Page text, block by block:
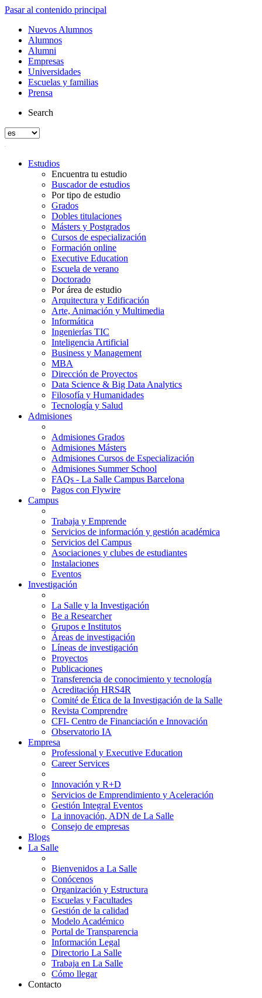
Pasar al contenido principal
Nuevos Alumnos
Alumnos
Alumni
Empresas
Universidades
Escuelas y familias
Prensa
Search
Estudios
Encuentra tu estudio
Buscador de estudios
Por tipo de estudio
Grados
Dobles titulaciones
Másters y Postgrados
Cursos de especialización
Formación online
Executive Education
Escuela de verano
Doctorado
Por área de estudio
Arquitectura y Edificación
Arte, Animación y Multimedia
Informática
Ingenierías TIC
Inteligencia Artificial
Business y Management
MBA
Dirección de Proyectos
Data Science & Big Data Analytics
Filosofía y Humanidades
Tecnología y Salud
Admisiones
Admisiones Grados
Admisiones Másters
Admisiones Cursos de Especialización
Admisiones Summer School
FAQs - La Salle Campus Barcelona
Pagos con Flywire
Campus
Trabaja y Emprende
Servicios de información y gestión académica
Servicios del Campus
Asociaciones y clubes de estudiantes
Instalaciones
Eventos
Investigación
La Salle y la Investigación
Be a Researcher
Grupos e Institutos
Áreas de investigación
Líneas de investigación
Proyectos
Publicaciones
Transferencia de conocimiento y tecnología
Acreditación HRS4R
Comité de Ética de la Investigación de la Salle
Revista Comprendre
CFI- Centro de Financiación e Innovación
Observatorio IA
Empresa
Professional y Executive Education
Career Services
Innovación y R+D
Servicios de Emprendimiento y Aceleración
Gestión Integral Eventos
La innovación, ADN de La Salle
Consejo de empresas
Blogs
La Salle
Bienvenidos a La Salle
Conócenos
Organización y Estructura
Escuelas y Facultades
Gestión de la calidad
Modelo Académico
Portal de Transparencia
Información Legal
Directorio La Salle
Trabaja en La Salle
Cómo llegar
Contacto